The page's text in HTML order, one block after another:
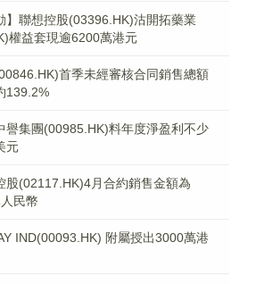
】聯想控股(03396.HK)沽開拓藥業
權益套現逾6200萬港元
首季未經審核合同銷售總額
139.2%
譽集團(00985.HK)料年度淨盈利不少
元
股(02117.HK)4月合約銷售金額為
民幣
IND(00093.HK) 附屬授出3000萬港